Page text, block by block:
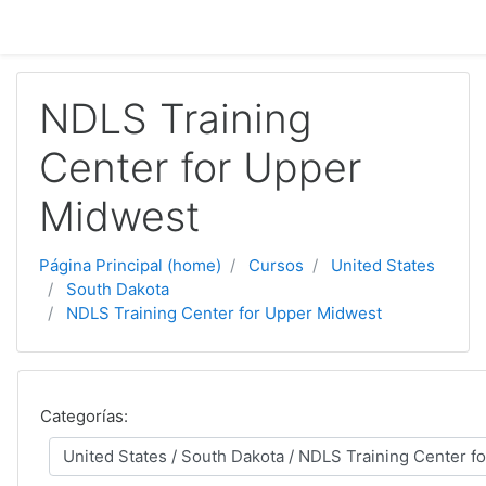
NDLS Training
Center for Upper
Midwest
Página Principal (home) Cursos
United States
South Dakota
NDLS Training Center for Upper Midwest
Categorías: